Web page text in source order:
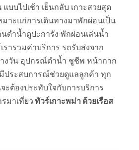
แบบไปเช้า เย็นกลับ เกาะสวยสุด
าะแก่การเดินทางมาพักผ่อนเป็น
ดำน้ำดูปะการัง พักผ่อนเล่นน้ำ
รารวมค่าบริการ รถรับส่งจาก
งวัน อุปกรณ์ดำน้ำ ชูชีพ หน้ากาก
ประสบการณ์ช่วยดูแลลูกค้า ทุก
ะต้องประทับใจกับการบริการ
มาเที่ยวทัวร์เกาะพม่า ด้วยเรือส